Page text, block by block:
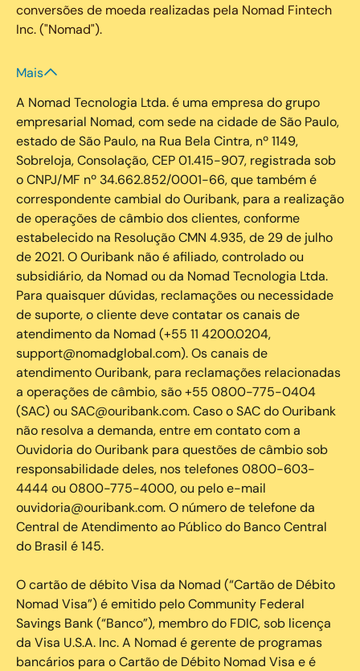
conversões de moeda realizadas pela Nomad Fintech
Inc. ("Nomad").
Mais
A Nomad Tecnologia Ltda. é uma empresa do grupo
empresarial Nomad, com sede na cidade de São Paulo,
estado de São Paulo, na Rua Bela Cintra, nº 1149,
Sobreloja, Consolação, CEP 01.415-907, registrada sob
o CNPJ/MF nº 34.662.852/0001-66, que também é
correspondente cambial do Ouribank, para a realização
de operações de câmbio dos clientes, conforme
estabelecido na Resolução CMN 4.935, de 29 de julho
de 2021. O Ouribank não é afiliado, controlado ou
subsidiário, da Nomad ou da Nomad Tecnologia Ltda.
Para quaisquer dúvidas, reclamações ou necessidade
de suporte, o cliente deve contatar os canais de
atendimento da Nomad (+55 11 4200.0204,
support@nomadglobal.com). Os canais de
atendimento Ouribank, para reclamações relacionadas
a operações de câmbio, são +55 0800-775-0404
(SAC) ou SAC@ouribank.com. Caso o SAC do Ouribank
não resolva a demanda, entre em contato com a
Ouvidoria do Ouribank para questões de câmbio sob
responsabilidade deles, nos telefones 0800-603-
4444 ou 0800-775-4000, ou pelo e-mail
ouvidoria@ouribank.com. O número de telefone da
Central de Atendimento ao Público do Banco Central
do Brasil é 145.
O cartão de débito Visa da Nomad (“Cartão de Débito
Nomad Visa”) é emitido pelo Community Federal
Savings Bank (“Banco”), membro do FDIC, sob licença
da Visa U.S.A. Inc. A Nomad é gerente de programas
bancários para o Cartão de Débito Nomad Visa e é